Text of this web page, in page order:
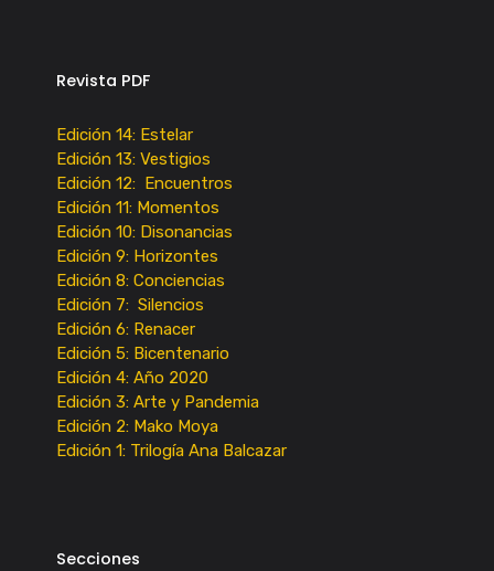
Revista PDF
Edición 14: Estelar
Edición 13: Vestigios
Edición 12: Encuentros
Edición 11: Momentos
Edición 10: Disonancias
Edición 9: Horizontes
Edición 8: Conciencias
Edición 7: Silencios
Edición 6: Renacer
Edición 5: Bicentenario
Edición 4: Año 2020
Edición 3: Arte y Pandemia
Edición 2: Mako Moya
Edición 1: Trilogía Ana Balcazar
Secciones